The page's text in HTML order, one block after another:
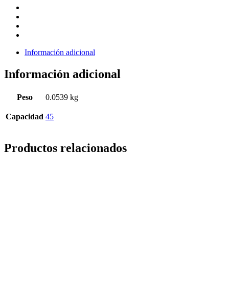
Información adicional
Información adicional
Peso 0.0539 kg
Capacidad 45
Productos relacionados